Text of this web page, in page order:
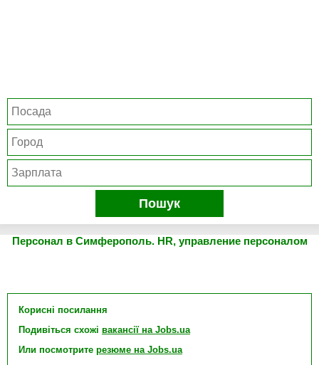
Пошук
Персонал в Симферополь. HR, управление персоналом
Корисні посилання
Подивіться схожі вакансії на Jobs.ua
Или посмотрите резюме на Jobs.ua